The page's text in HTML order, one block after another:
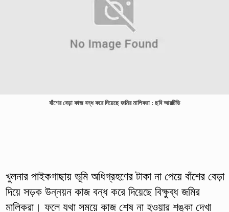
বাঁশের বেড়া কাজ বন্ধ করে দিয়েছে জমির মালিকরা : ছবি আরটিভি
খুলনার পাইকগাছায় ভূমি অধিগ্রহণের টাকা না পেয়ে বাঁশের বেড়া
দিয়ে সড়ক উন্নয়ন কাজ বন্ধ করে দিয়েছে বিক্ষুব্ধ জমির
মালিকরা। ফলে যথা সময়ে কাজ শেষ না হওয়ার শঙ্কা দেখা